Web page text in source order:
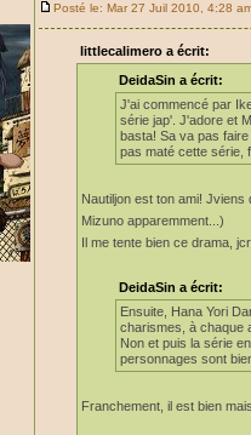
Posté le: Mar 27 Juil 2010, 4:28
littlecalimero a écrit:
DeidaSin a écrit:
J'ai commencé par
série jap'. J'adore et
basta! Sa va pas
pas maté cette série,
Nautiljon est ton ami!
Mizuno apparemment...)
Il me tente bien ce drama,
DeidaSin a écrit:
Ensuite, Hana Yori
charismes, à chaque
Non et puis la série
personnages sont
Franchement, il est bien